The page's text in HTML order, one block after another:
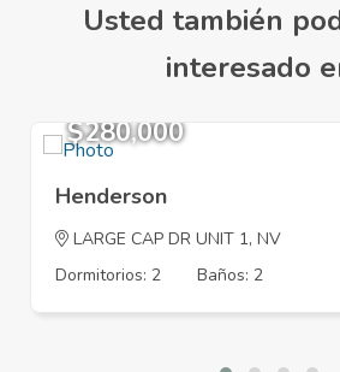
Usted también
interesado
$280,000
Henderson
LARGE CAP DR UNIT 1, NV
Dormitorios: 2
Baños: 2